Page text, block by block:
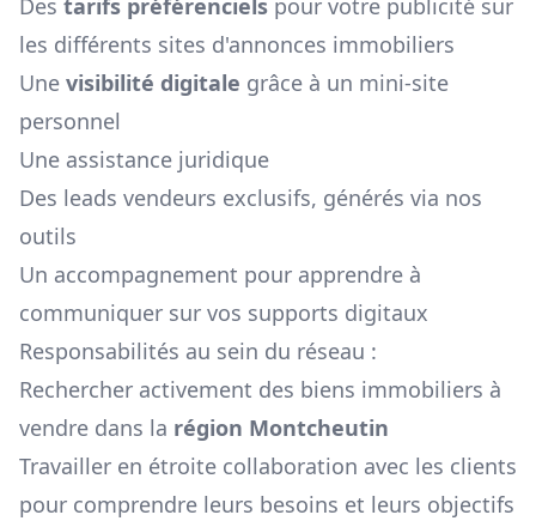
Des tarifs préférenciels pour votre publicité sur
les différents sites d'annonces immobiliers
Une visibilité digitale grâce à un mini-site
personnel
Une assistance juridique
Des leads vendeurs exclusifs, générés via nos
outils
Un accompagnement pour apprendre à
communiquer sur vos supports digitaux
Responsabilités au sein du réseau :
Rechercher activement des biens immobiliers à
vendre dans la région Montcheutin
Travailler en étroite collaboration avec les clients
pour comprendre leurs besoins et leurs objectifs